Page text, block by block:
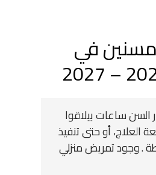
في
ساعات بيلاقوا
العلاج، أو حتى تنفيذ
. وجود تمريض منزلي